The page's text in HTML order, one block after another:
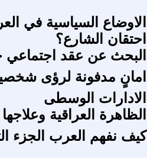
الاوضاع السياسية في
احتقان الشارع؟
البحث عن عقد
امانٍ مدفونة لرؤى شخصية/ 3
الادارات الوسطى
الظاهرة العراقية وعلاجها
كيف نفهم العرب الجزء